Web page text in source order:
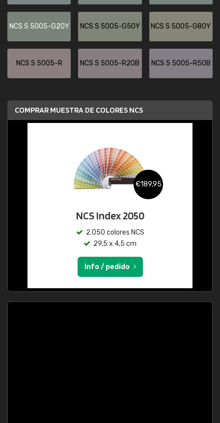
NCS S 5005-G20Y NCS S 5005-G50Y NCS S 5005-G80Y
NCS S 5005-R NCS S 5005-R20B NCS S 5005-R50B
COMPRAR MUESTRA DE COLORES NCS
€189,95
NCS Index 2050
2.050 colores NCS
29,5 x 4,5 cm
Info / pedido